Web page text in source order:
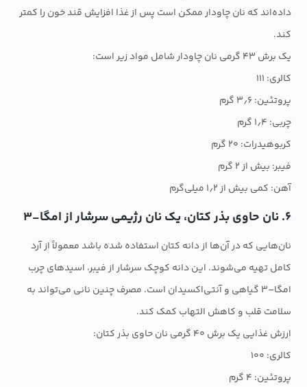
داده‌اند که نان چاودار ممکن است پس از غذا افزایش قند خون را کمتر
کند.
یک برش ۴۳ گرمی نان چاودار شامل مواد زیر است:
کالری: ۱۱۱
پروتئین: ۳٫۶ گرم
چربی: ۱٫۴ گرم
کربوهیدرات: ۲۰ گرم
فیبر: بیش از ۲ گرم
آهن: کمی بیش از ۱٫۲ میلی‌گرم
۶. نان حاوی بذر کتان، یک نان رژیمی سرشار از امگا-۳
نان‌هایی که در آن‌ها از دانه کتان استفاده شده باشد معمولاً از آرد
کامل تهیه می‌شوند. این دانه‌ کوچک سرشار از فیبر، اسیدهای چرب
امگا–۳ گیاهی و آنتی‌اکسیدان است. مصرف چنین نانی می‌تواند به
سلامت قلب و کاهش التهاب کمک کند.
ارزش غذایی یک برش ۴۰ گرمی نان حاوی بذر کتان:
کالری: ۱۰۰
پروتئین: ۴ گرم